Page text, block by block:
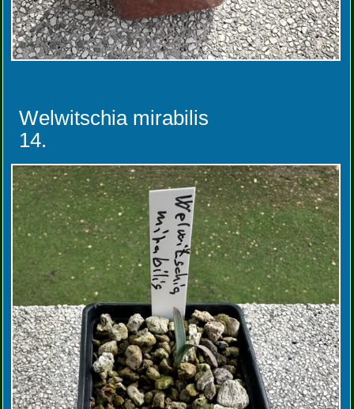
Welwitschia mirabilis
14.